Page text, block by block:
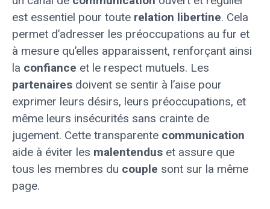
est essentiel pour toute relation libertine. Cela
permet d’adresser les préoccupations au fur et
à mesure qu’elles apparaissent, renforçant ainsi
la confiance et le respect mutuels. Les
partenaires doivent se sentir à l’aise pour
exprimer leurs désirs, leurs préoccupations, et
même leurs insécurités sans crainte de
jugement. Cette transparente communication
aide à éviter les malentendus et assure que
tous les membres du couple sont sur la même
page.